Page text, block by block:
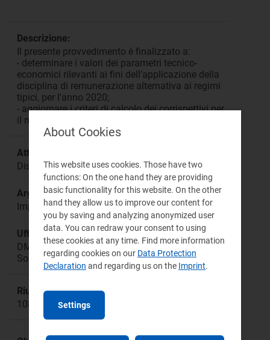
Descrizione:
Il presente provvedimento è finalizzato a:
- determinare i valori dei parametri tecnico-
economici rilevanti ai fini dell'applicazione della
disciplina di remunerazione alternativa ai regimi
tipici, per l'anno 2020;
- aggiornare i criteri di calcolo dei corrispettivi per
il medesimo anno nell'ambito dei regimi tipici.
Attività:
Dispacciamento
Argomento:
Impianti di produzione elettrica essenziali
Ufficio responsabile:
DMEA Direzione Mercati Energia all'Ingrosso e
Sostenibilità Ambientale
Riunione:
1084
About Cookies
This website uses cookies. Those have two
functions: On the one hand they are providing
basic functionality for this website. On the other
hand they allow us to improve our content for
you by saving and analyzing anonymized user
data. You can redraw your consent to using
these cookies at any time. Find more information
regarding cookies on our Data Protection
Declaration and regarding us on the Imprint.
Settings